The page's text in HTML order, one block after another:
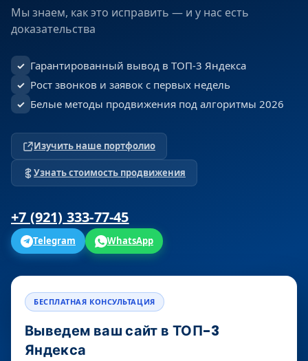
Мы знаем, как это исправить — и у нас есть
доказательства
✓ Гарантированный вывод в ТОП-3 Яндекса
✓ Рост звонков и заявок с первых недель
✓ Белые методы продвижения под алгоритмы 2026
Изучить наше портфолио
Узнать стоимость продвижения
+7 (921) 333-77-45
Telegram WhatsApp
БЕСПЛАТНАЯ КОНСУЛЬТАЦИЯ
Выведем ваш сайт в ТОП-3
Яндекса